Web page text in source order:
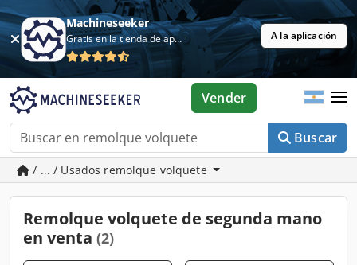
Machineseeker
Gratis en la tienda de aplicaciones A la aplicación
Buscar
Vender
/ ... / Usados remolque volquete
Remolque volquete de segunda mano
en venta (2)